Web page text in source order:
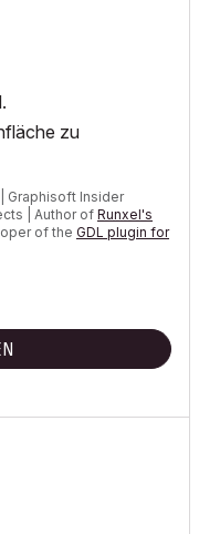
zu
Graphisoft Insider
| Author of Runxel's
of the GDL plugin for
It Does ///
releases